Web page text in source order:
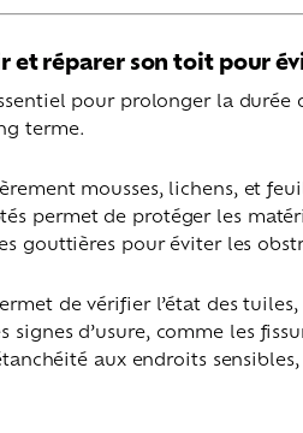
réparer son toit pour
pour prolonger la durée
terme.
mousses, lichens, et
permet de protéger les
gouttières pour éviter les
de vérifier l’état des
d’usure, comme les
aux endroits